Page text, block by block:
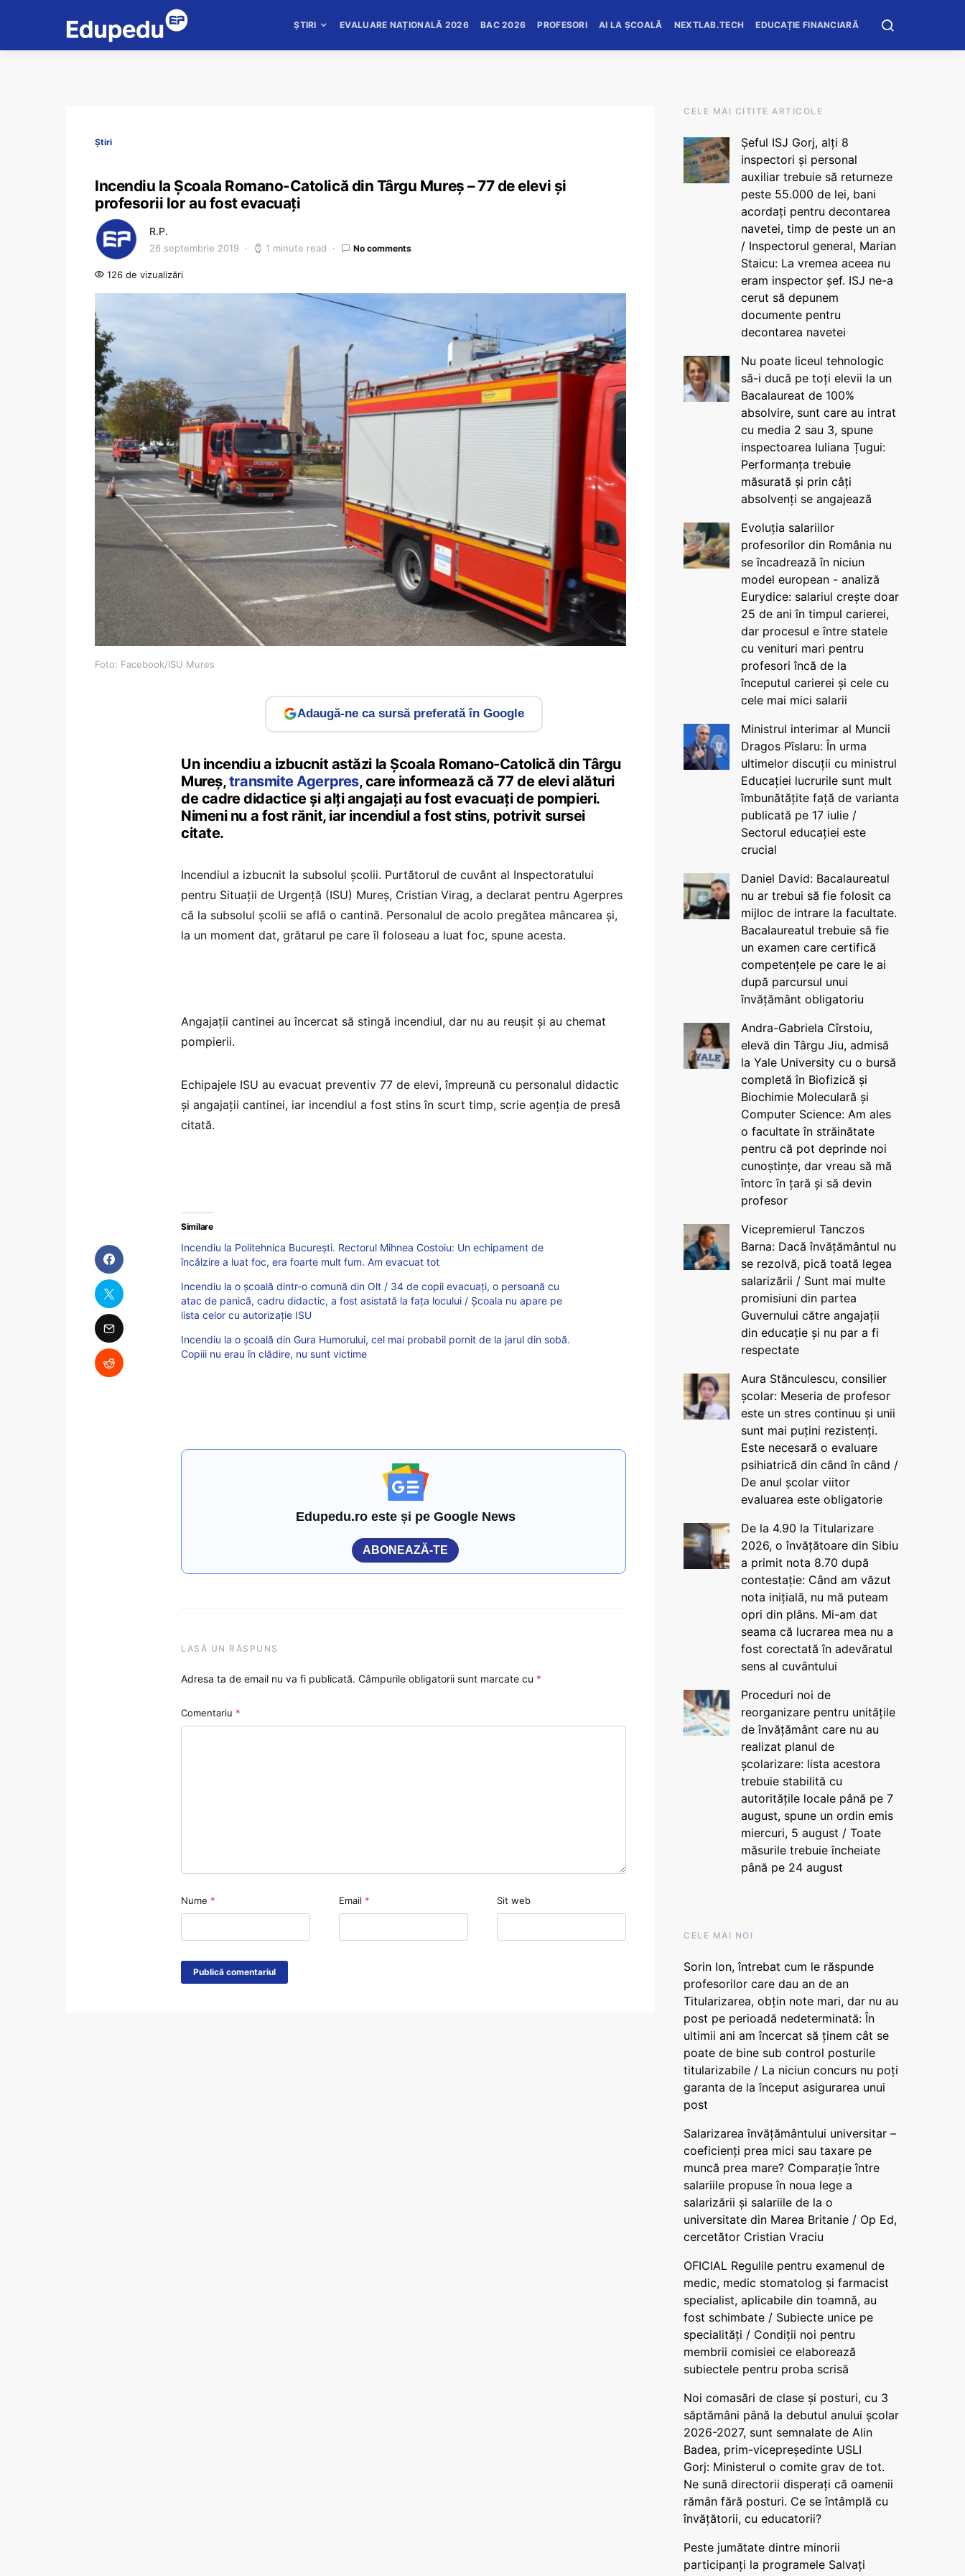
ȘTIRI EVALUARE NAȚIONALĂ 2026 BAC 2026 PROFESORI AI LA ȘCOALĂ NEXTLAB.TECH EDUCAȚIE FINANCIARĂ
Știri
Incendiu la Școala Romano-Catolică din Târgu Mureș – 77 de elevi și
profesorii lor au fost evacuați
R.P.
26 septembrie 2019 1 minute read No comments
126 de vizualizări
Foto: Facebook/ISU Mures
Adaugă-ne ca sursă preferată în Google
Un incendiu a izbucnit astăzi la Școala Romano-Catolică din Târgu
Mureș,transmite Agerpres, care informează că 77 de elevi alături
de cadre didactice şi alţi angajaţi au fost evacuaţi de pompieri.
Nimeni nu a fost rănit, iar incendiul a fost stins, potrivit sursei
citate.
Incendiul a izbucnit la subsolul școlii. Purtătorul de cuvânt al Inspectoratului
pentru Situaţii de Urgenţă (ISU) Mureş, Cristian Virag, a declarat pentru Agerpres
că la subsolul şcolii se află o cantină. Personalul de acolo pregătea mâncarea şi,
la un moment dat, grătarul pe care îl foloseau a luat foc, spune acesta.
Angajaţii cantinei au încercat să stingă incendiul, dar nu au reuşit și au chemat
pompierii.
Echipajele ISU au evacuat preventiv 77 de elevi, împreună cu personalul didactic
şi angajaţii cantinei, iar incendiul a fost stins în scurt timp, scrie agenția de presă
citată.
Similare
Incendiu la Politehnica București. Rectorul Mihnea Costoiu: Un echipament de
încălzire a luat foc, era foarte mult fum. Am evacuat tot
Incendiu la o școală dintr-o comună din Olt / 34 de copii evacuați, o persoană cu
atac de panică, cadru didactic, a fost asistată la fața locului / Școala nu apare pe
lista celor cu autorizație ISU
Incendiu la o școală din Gura Humorului, cel mai probabil pornit de la jarul din sobă.
Copiii nu erau în clădire, nu sunt victime
Edupedu.ro este și pe Google News
ABONEAZĂ-TE
LASĂ UN RĂSPUNS
Adresa ta de email nu va fi publicată. Câmpurile obligatorii sunt marcate cu *
Comentariu *
Nume * Email * Sit web
CELE MAI CITITE ARTICOLE
Șeful ISJ Gorj, alți 8
inspectori și personal
auxiliar trebuie să returneze
peste 55.000 de lei, bani
acordați pentru decontarea
navetei, timp de peste un an
/ Inspectorul general, Marian
Staicu: La vremea aceea nu
eram inspector șef. ISJ ne-a
cerut să depunem
documente pentru
decontarea navetei
Nu poate liceul tehnologic
să-i ducă pe toți elevii la un
Bacalaureat de 100%
absolvire, sunt care au intrat
cu media 2 sau 3, spune
inspectoarea Iuliana Țugui:
Performanța trebuie
măsurată și prin câți
absolvenți se angajează
Evoluția salariilor
profesorilor din România nu
se încadrează în niciun
model european - analiză
Eurydice: salariul crește doar
25 de ani în timpul carierei,
dar procesul e între statele
cu venituri mari pentru
profesori încă de la
începutul carierei și cele cu
cele mai mici salarii
Ministrul interimar al Muncii
Dragos Pîslaru: În urma
ultimelor discuții cu ministrul
Educației lucrurile sunt mult
îmbunătățite față de varianta
publicată pe 17 iulie /
Sectorul educației este
crucial
Daniel David: Bacalaureatul
nu ar trebui să fie folosit ca
mijloc de intrare la facultate.
Bacalaureatul trebuie să fie
un examen care certifică
competențele pe care le ai
după parcursul unui
învățământ obligatoriu
Andra-Gabriela Cîrstoiu,
elevă din Târgu Jiu, admisă
la Yale University cu o bursă
completă în Biofizică și
Biochimie Moleculară și
Computer Science: Am ales
o facultate în străinătate
pentru că pot deprinde noi
cunoștințe, dar vreau să mă
întorc în țară și să devin
profesor
Vicepremierul Tanczos
Barna: Dacă învățământul nu
se rezolvă, pică toată legea
salarizării / Sunt mai multe
promisiuni din partea
Guvernului către angajații
din educație și nu par a fi
respectate
Aura Stănculescu, consilier
școlar: Meseria de profesor
este un stres continuu și unii
sunt mai puțini rezistenți.
Este necesară o evaluare
psihiatrică din când în când /
De anul școlar viitor
evaluarea este obligatorie
De la 4.90 la Titularizare
2026, o învățătoare din Sibiu
a primit nota 8.70 după
contestație: Când am văzut
nota inițială, nu mă puteam
opri din plâns. Mi-am dat
seama că lucrarea mea nu a
fost corectată în adevăratul
sens al cuvântului
Proceduri noi de
reorganizare pentru unitățile
de învățământ care nu au
realizat planul de
școlarizare: lista acestora
trebuie stabilită cu
autoritățile locale până pe 7
august, spune un ordin emis
miercuri, 5 august / Toate
măsurile trebuie încheiate
până pe 24 august
CELE MAI NOI
Sorin Ion, întrebat cum le răspunde
profesorilor care dau an de an
Titularizarea, obțin note mari, dar nu au
post pe perioadă nedeterminată: În
ultimii ani am încercat să ținem cât se
poate de bine sub control posturile
titularizabile / La niciun concurs nu poți
garanta de la început asigurarea unui
post
Salarizarea învățământului universitar –
coeficienți prea mici sau taxare pe
muncă prea mare? Comparație între
salariile propuse în noua lege a
salarizării și salariile de la o
universitate din Marea Britanie / Op Ed,
cercetător Cristian Vraciu
OFICIAL Regulile pentru examenul de
medic, medic stomatolog și farmacist
specialist, aplicabile din toamnă, au
fost schimbate / Subiecte unice pe
specialități / Condiții noi pentru
membrii comisiei ce elaborează
subiectele pentru proba scrisă
Noi comasări de clase și posturi, cu 3
săptămâni până la debutul anului școlar
2026-2027, sunt semnalate de Alin
Badea, prim-vicepreședinte USLI
Gorj: Ministerul o comite grav de tot.
Ne sună directorii disperați că oamenii
rămân fără posturi. Ce se întâmplă cu
învățătorii, cu educatorii?
Peste jumătate dintre minorii
participanți la programele Salvați